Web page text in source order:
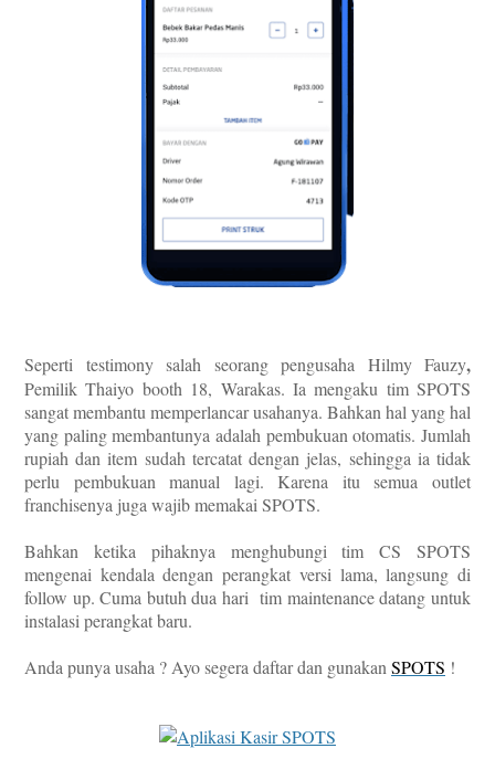
Seperti testimony salah seorang pengusaha Hilmy Fauzy,
PemilikThaiyo booth 18, Warakas. Ia mengaku tim SPOTS
sangat membantu memperlancarusahanya. Bahkan hal yang hal
yang paling membantunyaadalah pembukuan otomatis. Jumlah
rupiah dan item sudah tercatat dengan jelas, sehingga iatidak
perlu pembukuan manual lagi.Karena itu semua outlet
franchisenya juga wajib memakai SPOTS.
Bahkan ketika pihaknya menghubungi tim CS SPOTS
mengenai kendala dengan perangkat versi lama, langsung di
follow up.Cuma butuh dua hari tim maintenance datang untuk
instalasi perangkat baru.
Anda punya usaha ? Ayo segera daftar dan gunakan SPOTS !